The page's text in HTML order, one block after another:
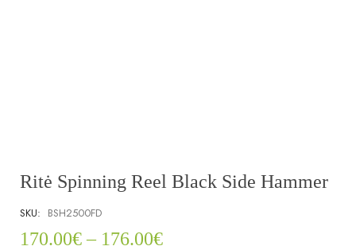
Ritė Spinning Reel Black Side Hammer
SKU: BSH2500FD
170.00€– 176.00€